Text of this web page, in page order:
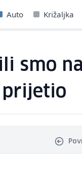
Auto Križaljka
smo
prijetio